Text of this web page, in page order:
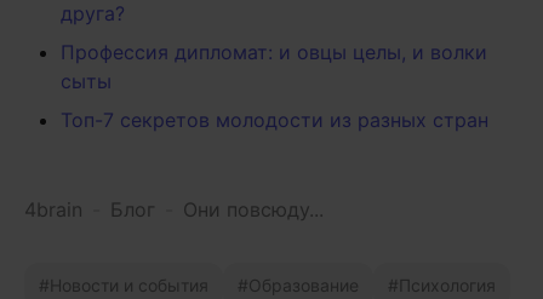
друга?
Профессия дипломат: и овцы целы, и волки
сыты
Топ-7 секретов молодости из разных стран
4brain Блог Они повсюду...
Новости и события Образование Психология